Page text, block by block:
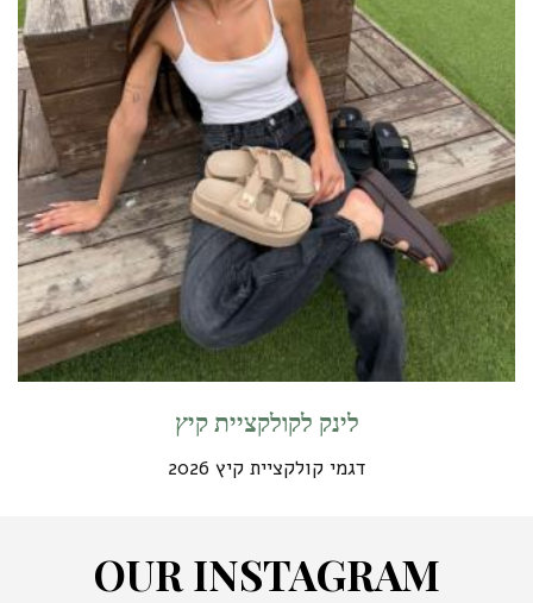
לינק לקולקציית קיץ
דגמי קולקציית קיץ 2026
OUR INSTAGRAM